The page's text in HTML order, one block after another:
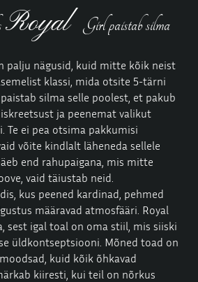
Royal Girl paistab silma
palju nägusid, kuid mitte kõik neist
klassi, mida otsite 5-tärni
silma selle poolest, et pakub
ja peenemat valikut
Te ei pea otsima pakkumisi
võite kindlalt läheneda sellele
end rahupaigana, mis mitte
vaid täiustab neid.
kus peened kardinad, pehmed
määravad atmosfääri. Royal
sest igal toal on oma stiil, mis siiski
üldkontseptsiooni. Mõned toad on
kuid kõik õhkavad
kiiresti, kui teil on nõrkus